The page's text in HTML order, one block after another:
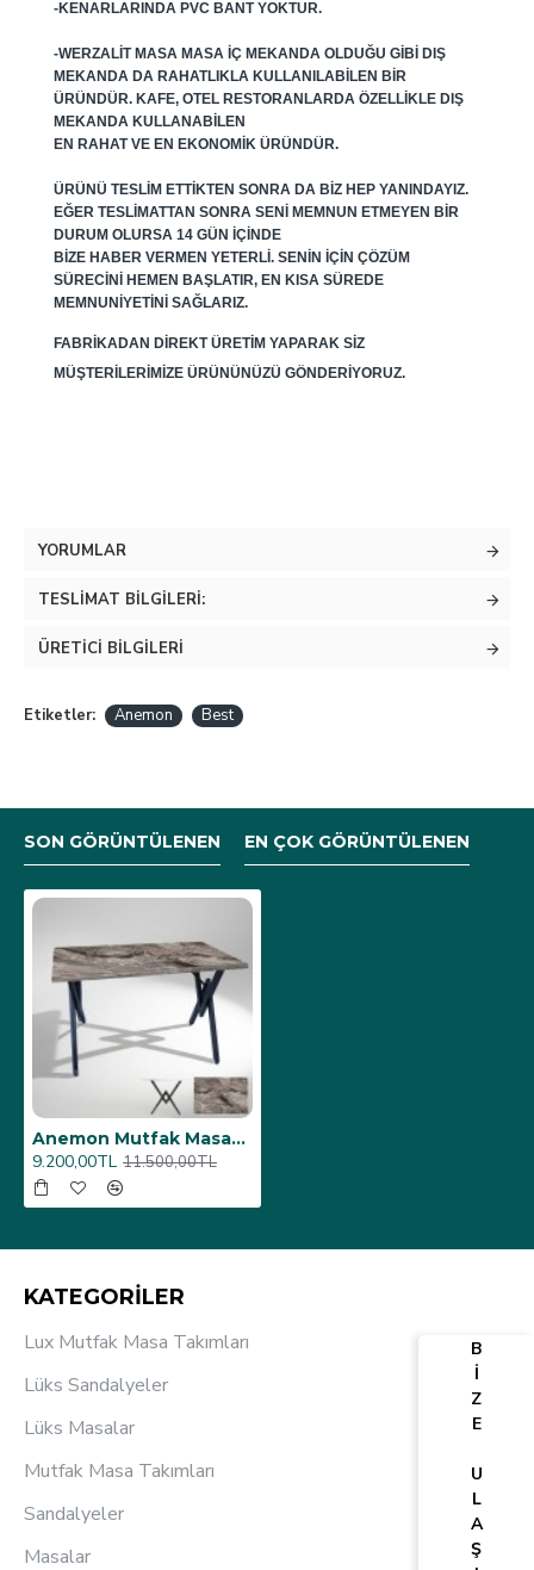
-KENARLARINDA PVC BANT YOKTUR.
-WERZALIT MASA MASA IÇ MEKANDA OLDUĞU GIBI DIŞ
MEKANDA DA RAHATLIKLA KULLANILABILEN BIR
ÜRÜNDÜR. KAFE, OTEL RESTORANLARDA ÖZELLIKLE DIŞ
MEKANDA KULLANABILEN
EN RAHAT VE EN EKONOMIK ÜRÜNDÜR.
ÜRÜNÜ TESLIM ETTIKTEN SONRA DA BIZ HEP YANINDAYIZ.
EĞER TESLIMATTAN SONRA SENI MEMNUN ETMEYEN BIR
DURUM OLURSA 14 GÜN IÇINDE
BIZE HABER VERMEN YETERLI. SENIN IÇIN ÇÖZÜM
SÜRECINI HEMEN BAŞLATIR, EN KISA SÜREDE
MEMNUNIYETINI SAĞLARIZ.
FABRIKADAN DIREKT ÜRETIM YAPARAK SIZ
MÜŞTERILERIMIZE ÜRÜNÜNÜZÜ GÖNDERIYORUZ.
YORUMLAR
TESLIMAT BILGILERI:
ÜRETICI BILGILERI
Etiketler: Anemon Best
SON GÖRÜNTÜLENEN EN ÇOK GÖRÜNTÜLENEN
Anemon Mutfak Masası 80x120 (Werzalit, Wermodin ve Allzalit Tabla) - Sydney
9.200,00TL 11.500,00TL
KATEGORİLER
Lux Mutfak Masa Takımları
Lüks Sandalyeler
Lüks Masalar
Mutfak Masa Takımları
Sandalyeler
Masalar
B
İ
Z
E
U
L
A
Ş